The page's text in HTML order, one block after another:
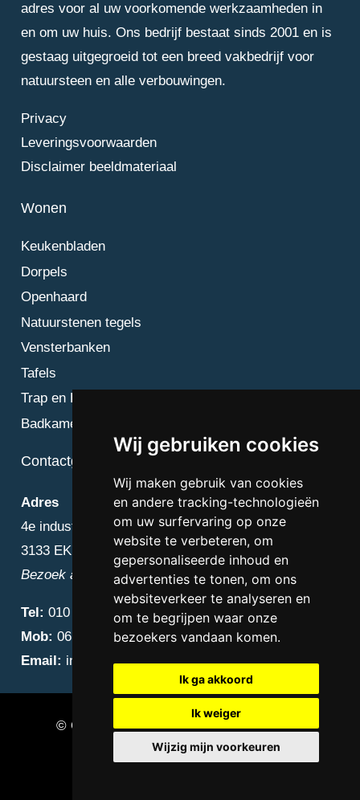
Wij gebruiken cookies
Wij maken gebruik van cookies
en andere tracking-technologieën
om uw surfervaring op onze
website te verbeteren, om
gepersonaliseerde inhoud en
advertenties te tonen, om ons
websiteverkeer te analyseren en
om te begrijpen waar onze
bezoekers vandaan komen.
Ik ga akkoord
Ik weiger
Wijzig mijn voorkeuren
adres voor al uw voorkomende werkzaamheden in
en om uw huis. Ons bedrijf bestaat sinds 2001 en is
gestaag uitgegroeid tot een breed vakbedrijf voor
natuursteen en alle verbouwingen.
Privacy
Leveringsvoorwaarden
Disclaimer beeldmateriaal
Wonen
Keukenbladen
Dorpels
Openhaard
Natuurstenen tegels
Vensterbanken
Tafels
Trap en Bordes
Badkamer
Contactgegevens
Adres
4e industriestraat 25
3133 EK Vlaardingen
Bezoek alleen op afspraak
Tel: 010 – 223 3759
Mob: 06 – 4838 1000
Email: info@diamantnatuursteen.nl
© Copyright 2026 Diamant Natuursteen –
Natuursteen bedrijf Vlaardingen